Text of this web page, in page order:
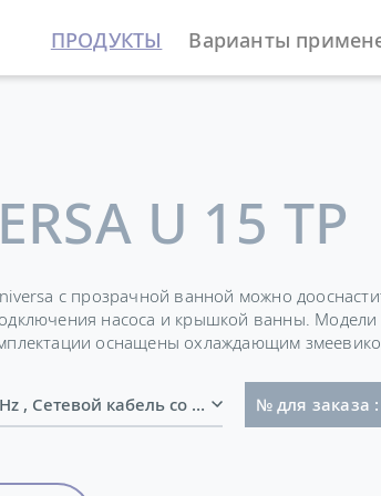
ПРОДУКТЫ Варианты
устройства Термостаты
U 15 TP
с прозрачной ванной можно
насоса и крышкой ванны. Модели
оснащены охлаждающим
200-240 V, 50/60 Hz , Сетевой кабель со штекером (GB2099,
№ для заказа